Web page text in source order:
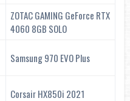
ZOTAC GAMING GeForce RTX
4060 8GB SOLO
Samsung 970 EVO Plus
Corsair HX850i 2021